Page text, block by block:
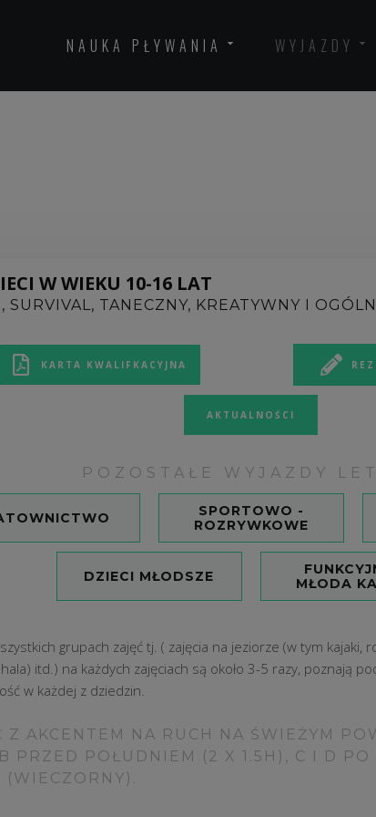
NAUKA PŁYWANIA WYJAZDY
W WIEKU 10-16 LAT
TANECZNY, KREATYWNY I
KARTA KWALIFKACYJNA
AKTUALNOŚCI
POZOSTAŁE WYJAZDY
SPORTOWO -
ROZRYWKOWE
DZIECI MŁODSZE
MŁODA
grupach zajęć tj. ( zajęcia na jeziorze (w tym kajaki,
itd.) na każdych zajęciach są około 3-5 razy, poznają
w każdej z dziedzin.
AKCENTEM NA RUCH NA ŚWIEŻYM
PRZED POŁUDNIEM (2 X 1.5H), C I D